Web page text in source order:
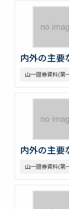
内外の主要
山一證券資料(第
内外の主要
山一證券資料(第